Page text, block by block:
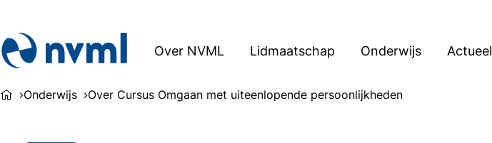
Over NVML Lidmaatschap Onderwijs Actueel
Onderwijs Over Cursus Omgaan met uiteenlopende persoonlijkheden